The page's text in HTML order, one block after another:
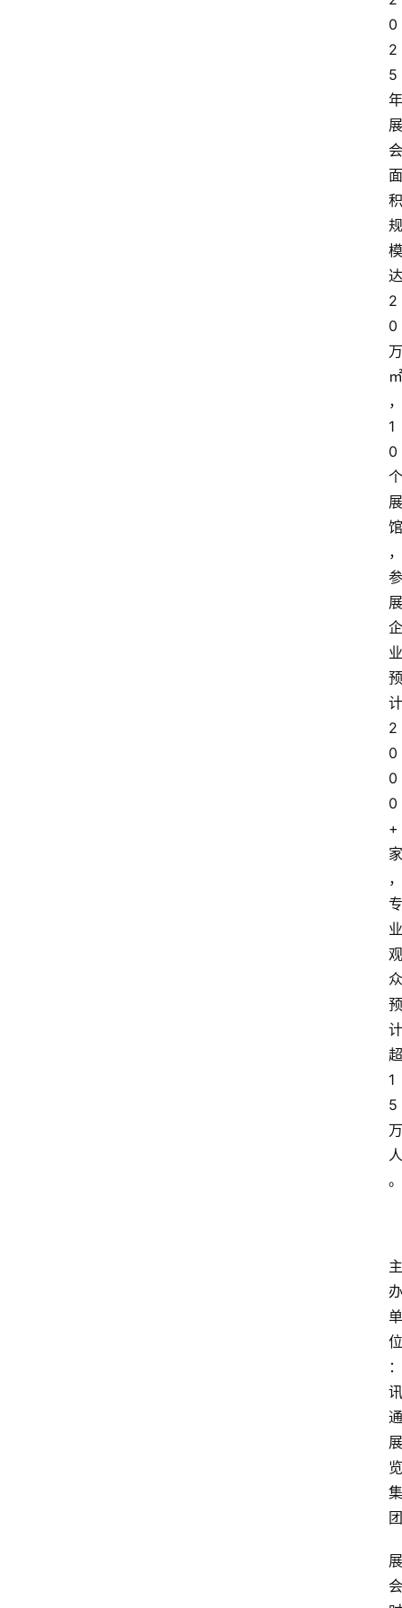
0
2
5
年
展
会
面
积
规
模
达
2
0
万
㎡
，
1
0
个
展
馆
，
参
展
企
业
预
计
2
0
0
0
+
家
，
专
业
观
众
预
计
超
1
5
万
人
。
主
办
单
位
：
讯
通
展
览
集
团
展
会